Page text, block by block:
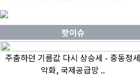
핫이슈
주춤하던 기름값 다시 상승세 - 중동정세
악화, 국제공급망 ..